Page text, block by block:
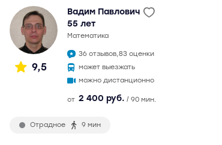
9,5
Вадим Павлович
55 лет
математика
36 отзывов,83 оценки
может выезжать
можно дистанционно
от 2 400 руб. / 90 мин.
Отрадное 9 мин